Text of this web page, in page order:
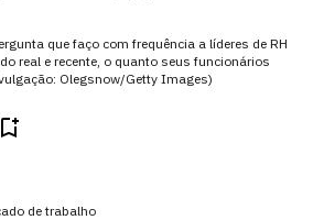
que faço com frequência a líderes de RH
real e recente, o quanto seus funcionários
Olegsnow/Getty Images)
de trabalho